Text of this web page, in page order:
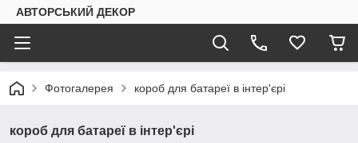
АВТОРСЬКИЙ ДЕКОР
Фотогалерея короб для батареї в інтер'єрі
короб для батареї в інтер'єрі